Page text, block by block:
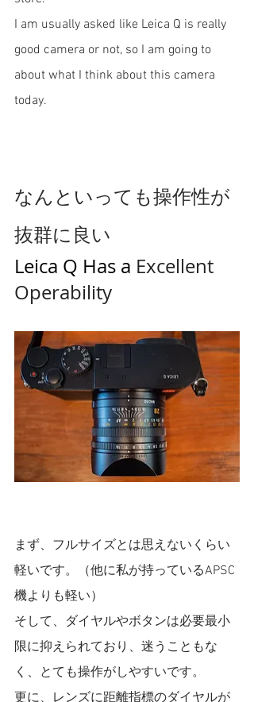
I am usually asked like Leica Q is really
good camera or not, so I am going to
about what I think about this camera
today.
なんといっても操作性が
抜群に良い
Leica Q Has a Excellent
Operability
まず、フルサイズとは思えないくらい
軽いです。（他に私が持っているAPSC
機よりも軽い）
そして、ダイヤルやボタンは必要最小
限に抑えられており、迷うこともな
く、とても操作がしやすいです。
更に、レンズに距離指標のダイヤルが